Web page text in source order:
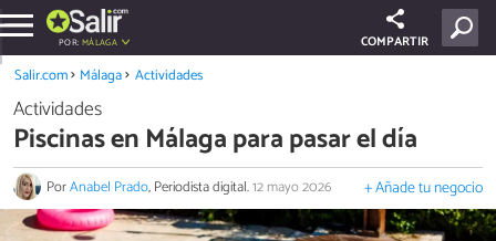
POR: MÁLAGA COMPARTIR
Salir.com Málaga Actividades
Actividades
Piscinas en Málaga para pasar el día
PorAnabel Prado, Periodista digital.12 mayo 2026 + Añade tu negocio